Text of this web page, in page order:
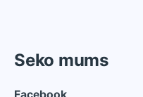
Seko mums
Facebook